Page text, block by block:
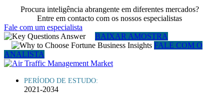
Procura inteligência abrangente em diferentes mercados?
Entre em contacto com os nossos especialistas
Fale com um especialista
BAIXAR AMOSTRA
FALE COM O
ANALISTA
PERÍODO DE ESTUDO:
2021-2034